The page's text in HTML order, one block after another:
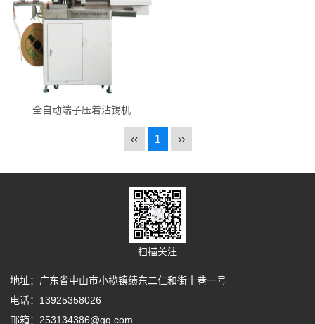
全自动端子压着沾锡机
‹‹ 1 ››
扫描关注
地址：广东省中山市小榄镇绩东二仁和街十巷一号
电话：13925358026
邮箱：253134386@qq.com